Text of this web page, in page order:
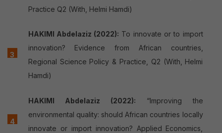
Practice Q2 (With, Helmi Hamdi)
HAKIMI Abdelaziz (2022): To innovate or to import
innovation? Evidence from African countries,
Regional Science Policy & Practice, Q2 (With, Helmi
Hamdi)
HAKIMI Abdelaziz (2022): “Improving the
environmental quality: should African countries locally
innovate or import innovation? Applied Economics,